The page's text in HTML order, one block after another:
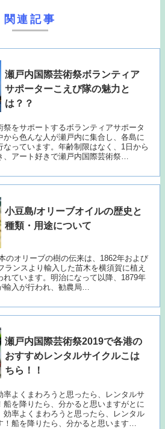
関連記事
瀬戸内国際芸術祭ボランティア
サポーターこえび隊の魅力と
は？？
をサポートするボランティアサポータ
から色んな人が瀬戸内に集合し、各島に
っています。年齢制限はなく、1日から
、アート好きで瀬戸内国際芸術祭…
小豆島/オリーブオイルの歴史と
種類・用途について
のオリーブの樹の伝来は、1862年および
ランスより輸入した苗木を横須賀に植え
れています。明治になって以降、1879年
輸入が行われ、勧農局…
瀬戸内国際芸術祭2019で各港の
おすすめレンタルサイクルこは
ちら！！
よくまわろうと思ったら、レンタルサ
船を降りたら、分かると思いますがとに
効率よくまわろうと思ったら、レンタル
！船を降りたら、分かると思います…